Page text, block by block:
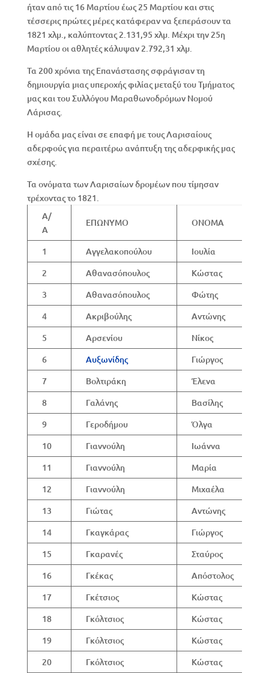
ήταν από τις 16 Μαρτίου έως 25 Μαρτίου και στις
τέσσερις πρώτες μέρες κατάφεραν να ξεπεράσουν τα
1821 χλμ., καλύπτοντας 2.131,95 χλμ. Μέχρι την 25η
Μαρτίου οι αθλητές κάλυψαν 2.792,31 χλμ.
Τα 200 χρόνια της Επανάστασης σφράγισαν τη
δημιουργία μιας υπεροχής φιλίας μεταξύ του Τμήματος
μας και του Συλλόγου Μαραθωνοδρόμων Νομού
Λάρισας.
Η ομάδα μας είναι σε επαφή με τους Λαρισαίους
αδερφούς για περαιτέρω ανάπτυξη της αδερφικής μας
σχέσης.
Τα ονόματα των Λαρισαίων δρομέων που τίμησαν
τρέχοντας το 1821.
Α/
Α
ΕΠΩΝΥΜΟ ΟΝΟΜΑ
1 Αγγελακοπούλου
Ιουλία
2
Αθανασόπουλος
Κώστας
3
Αθανασόπουλος
Φώτης
4
Ακριβούλης
Αντώνης
5
Αρσενίου
Νίκος
6
Αυξωνίδης
Γιώργος
7
Βολτιράκη
Έλενα
8
Γαλάνης
Βασίλης
9
Γεροδήμου
Όλγα
10
Γιαννούλη
Ιωάννα
11
Γιαννούλη
Μαρία
12
Γιαννούλη
Μιχαέλα
13
Γιώτας
Αντώνης
14
Γκαγκάρας
Γιώργος
15
Γκαρανές
Σταύρος
16
Γκέκας
Απόστολος
17
Γκέτσιος
Κώστας
18
Γκόλτσιος
Κώστας
19
Γκόλτσιος
Κώστας
20
Γκόλτσιος
Κώστας